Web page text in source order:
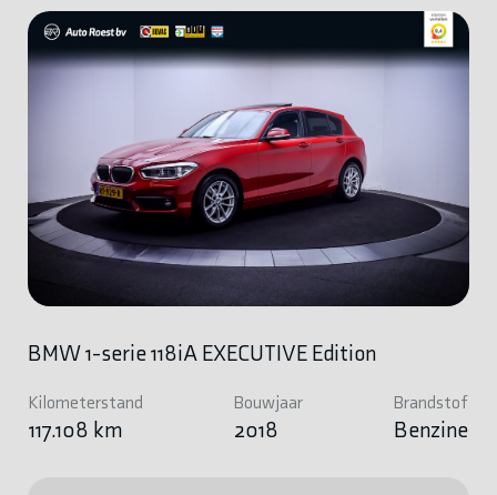
BMW 1-serie 118iA EXECUTIVE Edition
Kilometerstand
117.108 km
Bouwjaar
2018
Brandstof
Benzine